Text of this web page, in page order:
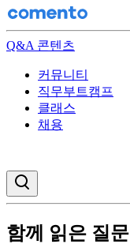
Q&A 콘텐츠
커뮤니티
직무부트캠프
클래스
채용
함께 읽은 질문